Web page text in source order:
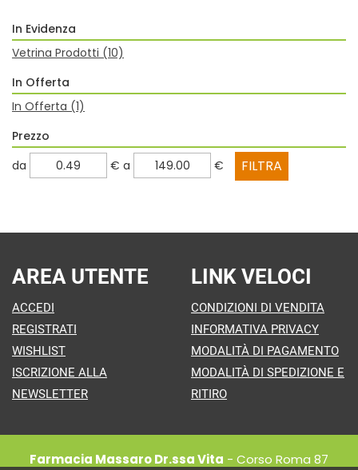
In Evidenza
Vetrina Prodotti (10)
In Offerta
In Offerta (1)
Prezzo
filtra
da € filtra
a €
AREA UTENTE
ACCEDI
REGISTRATI
WISHLIST
ISCRIZIONE ALLA
NEWSLETTER
LINK VELOCI
CONDIZIONI DI VENDITA
INFORMATIVA PRIVACY
MODALITÀ DI PAGAMENTO
MODALITÀ DI SPEDIZIONE E
RITIRO
Farmacia Massaro Dr.ssa Vita - Corso Roma 87